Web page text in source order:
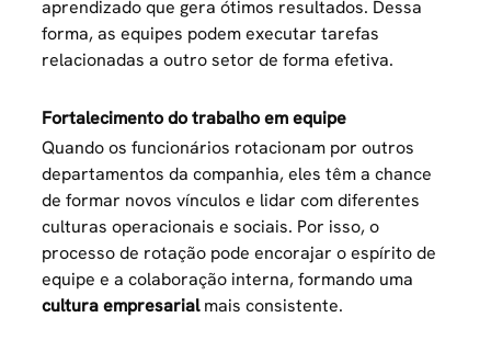
aprendizado que gera ótimos resultados. Dessa
forma, as equipes podem executar tarefas
relacionadas a outro setor de forma efetiva.
Fortalecimento do trabalho em equipe
Quando os funcionários rotacionam por outros
departamentos da companhia, eles têm a chance
de formar novos vínculos e lidar com diferentes
culturas operacionais e sociais. Por isso, o
processo de rotação pode encorajar o espírito de
equipe e a colaboração interna, formando uma
cultura empresarialmais consistente.